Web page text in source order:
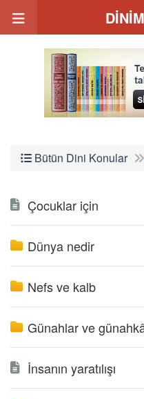
Bütün Dini Konular
Çocuklar için
Dünya nedir
Nefs ve kalb
Günahlar ve
İnsanın yaratılışı